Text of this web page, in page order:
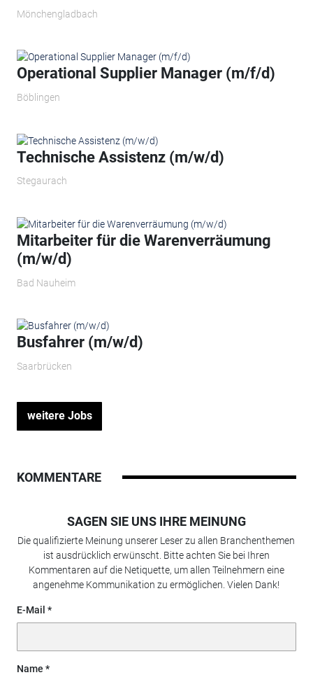
Mönchengladbach
Operational Supplier Manager​ (m/f/d)
Böblingen
Technische Assistenz (m/w/d)
Stegaurach
Mitarbeiter für die Warenverräumung
(m/w/d)
Bad Nauheim
Busfahrer (m/w/d)
Saarbrücken
weitere Jobs
KOMMENTARE
SAGEN SIE UNS IHRE MEINUNG
Die qualifizierte Meinung unserer Leser zu allen Branchenthemen
ist ausdrücklich erwünscht. Bitte achten Sie bei Ihren
Kommentaren auf die Netiquette, um allen Teilnehmern eine
angenehme Kommunikation zu ermöglichen. Vielen Dank!
E-Mail
Name